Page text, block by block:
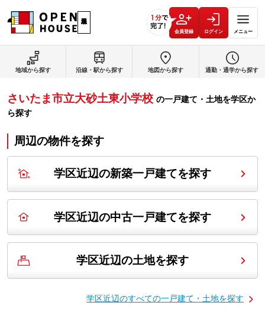
会員登録 ログイン メニュー
地域から探す 沿線・駅から探す 地図から探す 通勤・通学から探す
さいたま市立大砂土東小学校 の一戸建て・土地を学区か
ら探す
周辺の物件を探す
学区近辺の新築一戸建てを探す
学区近辺の中古一戸建てを探す
学区近辺の土地を探す
学区近辺のすべての一戸建て・土地を探す